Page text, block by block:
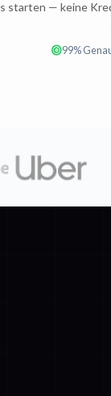
starten — keine
99%